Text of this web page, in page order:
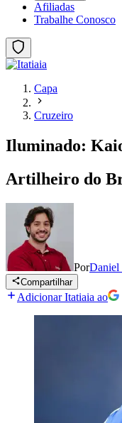
Afiliadas
Trabalhe Conosco
Capa
Cruzeiro
Iluminado:
Artilheiro do
PorDaniel
Compartilhar
Adicionar Itatiaia ao